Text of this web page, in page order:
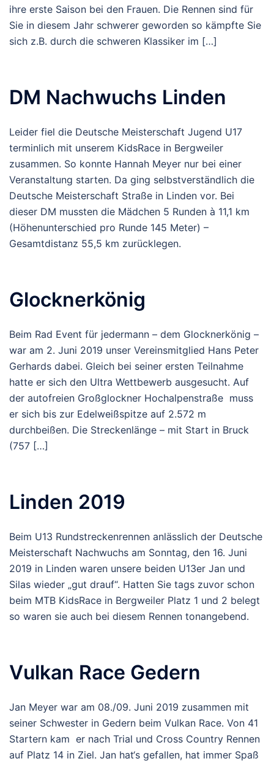
ihre erste Saison bei den Frauen. Die Rennen sind für
Sie in diesem Jahr schwerer geworden so kämpfte Sie
sich z.B. durch die schweren Klassiker im […]
DM Nachwuchs Linden
Leider fiel die Deutsche Meisterschaft Jugend U17
terminlich mit unserem KidsRace in Bergweiler
zusammen. So konnte Hannah Meyer nur bei einer
Veranstaltung starten. Da ging selbstverständlich die
Deutsche Meisterschaft Straße in Linden vor. Bei
dieser DM mussten die Mädchen 5 Runden à 11,1 km
(Höhenunterschied pro Runde 145 Meter) –
Gesamtdistanz 55,5 km zurücklegen.
Glocknerkönig
Beim Rad Event für jedermann – dem Glocknerkönig –
war am 2. Juni 2019 unser Vereinsmitglied Hans Peter
Gerhards dabei. Gleich bei seiner ersten Teilnahme
hatte er sich den Ultra Wettbewerb ausgesucht. Auf
der autofreien Großglockner Hochalpenstraße muss
er sich bis zur Edelweißspitze auf 2.572 m
durchbeißen. Die Streckenlänge – mit Start in Bruck
(757 […]
Linden 2019
Beim U13 Rundstreckenrennen anlässlich der Deutsche
Meisterschaft Nachwuchs am Sonntag, den 16. Juni
2019 in Linden waren unsere beiden U13er Jan und
Silas wieder „gut drauf“. Hatten Sie tags zuvor schon
beim MTB KidsRace in Bergweiler Platz 1 und 2 belegt
so waren sie auch bei diesem Rennen tonangebend.
Vulkan Race Gedern
Jan Meyer war am 08./09. Juni 2019 zusammen mit
seiner Schwester in Gedern beim Vulkan Race. Von 41
Startern kam er nach Trial und Cross Country Rennen
auf Platz 14 in Ziel. Jan hat‘s gefallen, hat immer Spaß